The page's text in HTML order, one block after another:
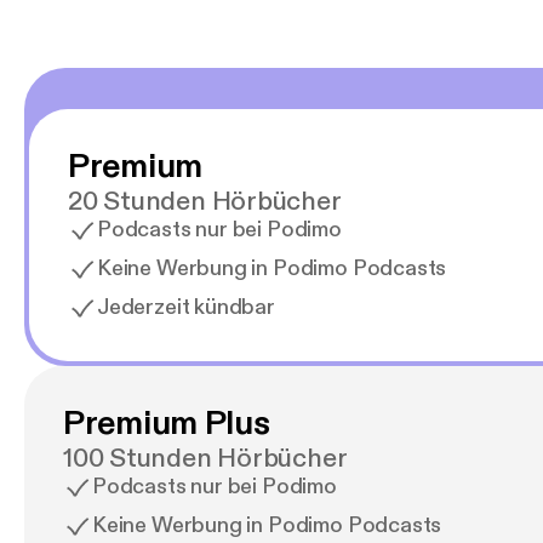
Premium
20 Stunden Hörbücher
Podcasts nur bei Podimo
Keine Werbung in Podimo Podcasts
Jederzeit kündbar
Premium Plus
100 Stunden Hörbücher
Podcasts nur bei Podimo
Keine Werbung in Podimo Podcasts